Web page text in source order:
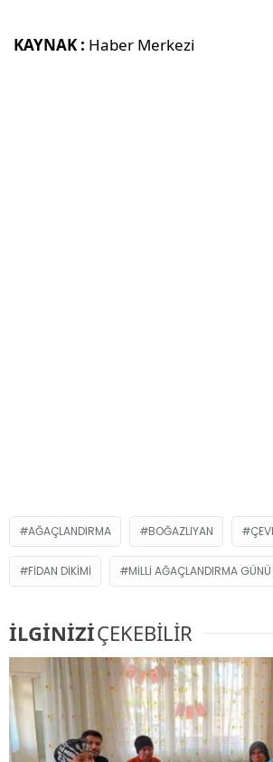
KAYNAK : Haber Merkezi
AĞAÇLANDIRMA BOĞAZLIYAN
FIDAN DIKIMI MILLI AĞAÇLANDIRMA GÜNÜ
İLGİNİZİÇEKEBİLİR